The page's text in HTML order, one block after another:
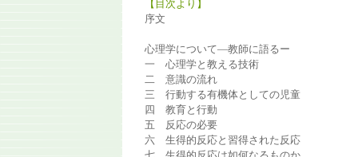
【目次より】
序文
心理学について―教師に語るー
一 心理学と教える技術
二 意識の流れ
三 行動する有機体としての児童
四 教育と行動
五 反応の必要
六 生得的反応と習得された反応